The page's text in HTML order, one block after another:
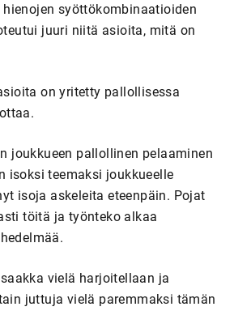
syöttökombinaatioiden
juuri niitä asioita, mitä on
on yritetty pallollisessa
joukkueen pallollinen pelaaminen
isoksi teemaksi joukkueelle
isoja askeleita eteenpäin. Pojat
töitä ja työnteko alkaa
vielä harjoitellaan ja
juttuja vielä paremmaksi tämän